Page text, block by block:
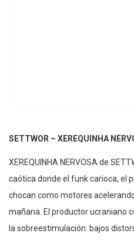
SETTWOR – XEREQUINHA
XEREQUINHA NERVOSA de
caótica donde el funk carioca, el
chocan como motores
mañana. El productor ucraniano
la sobreestimulación: bajos